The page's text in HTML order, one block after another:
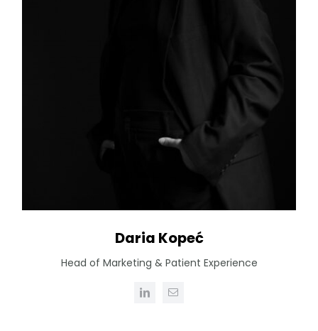
Daria Kopeć
Head of Marketing & Patient Experience